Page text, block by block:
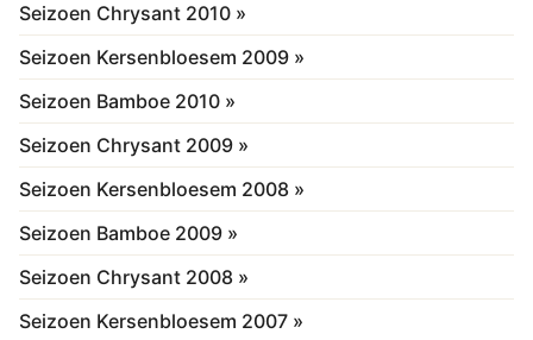
Seizoen Chrysant 2010 »
Seizoen Kersenbloesem 2009 »
Seizoen Bamboe 2010 »
Seizoen Chrysant 2009 »
Seizoen Kersenbloesem 2008 »
Seizoen Bamboe 2009 »
Seizoen Chrysant 2008 »
Seizoen Kersenbloesem 2007 »